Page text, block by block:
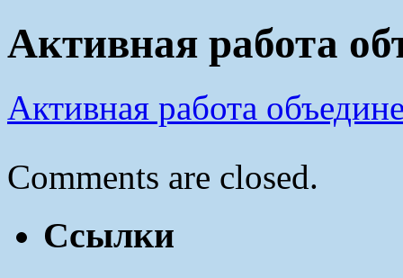
Активная работа
Активная работа
Comments are closed.
Ссылки